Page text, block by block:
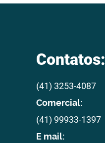
Contatos:
(41) 3253-4087
Comercial:
(41) 99933-1397
E mail: